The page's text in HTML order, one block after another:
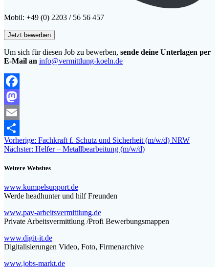
Mobil: +49 (0) 2203 / 56 56 457
Um sich für diesen Job zu bewerben, sende deine Unterlagen per
E-Mail an info@vermittlung-koeln.de
Facebook
Mastodon
Email
Teilen
Beitragsnavigation
Vorherige: Vorheriger
Beitrag:
Fachkraft f. Schutz und Sicherheit (m/w/d) NRW
Nächster: Nächster
Helfer – Metallbearbeitung (m/w/d)
Weitere Websites
www.kumpelsupport.de
Werde headhunter und hilf Freunden
www.pav-arbeitsvermittlung.de
Private Arbeitsvermittlung /Profi Bewerbungsmappen
www.digit-it.de
Digitalisierungen Video, Foto, Firmenarchive
www.jobs-markt.de